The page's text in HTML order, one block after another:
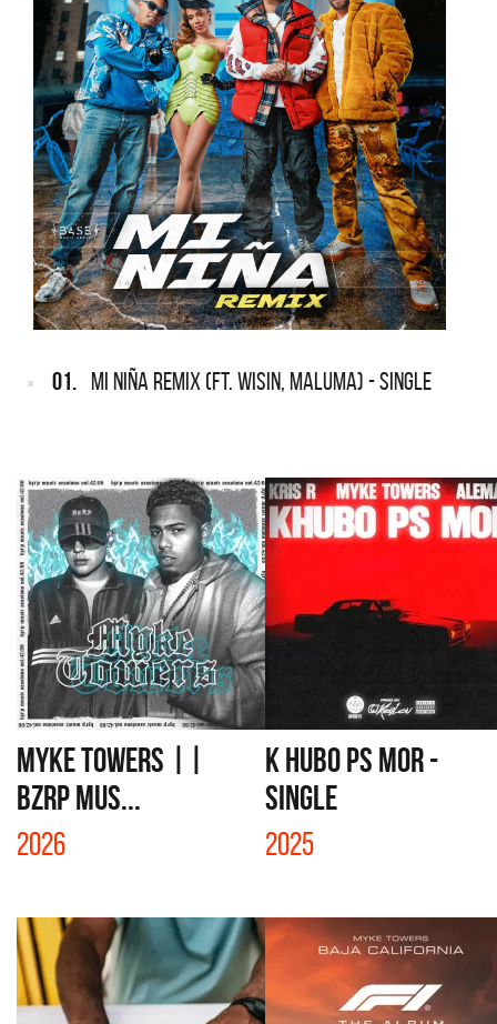
01. MI NIÑA REMIX (FT. WISIN, MALUMA) - SINGLE
MYKE TOWERS ||
BZRP Mus...
2026
K HUBO PS MOR -
SINGLE
2025